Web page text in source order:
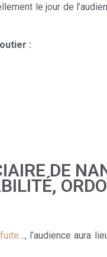
le jour de
:
DE
…, l’audience aura